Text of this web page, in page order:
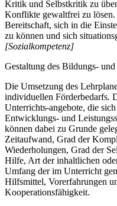
Kritik und Selbstkritik zu
Konflikte gewaltfrei zu
Bereitschaft, sich in die
zu können und sich
[Sozialkompetenz]
Gestaltung des Bildungs- und
Die Umsetzung des
individuellen Förderbedarfs.
Unterrichts-angebote, die
Entwicklungs- und
können dabei zu Grunde
Zeitaufwand, Grad der
Wiederholungen, Grad der
Hilfe, Art der inhaltlichen
Umfang der im Unterricht
Hilfsmittel, Vorerfahrungen
Kooperationsfähigkeit.